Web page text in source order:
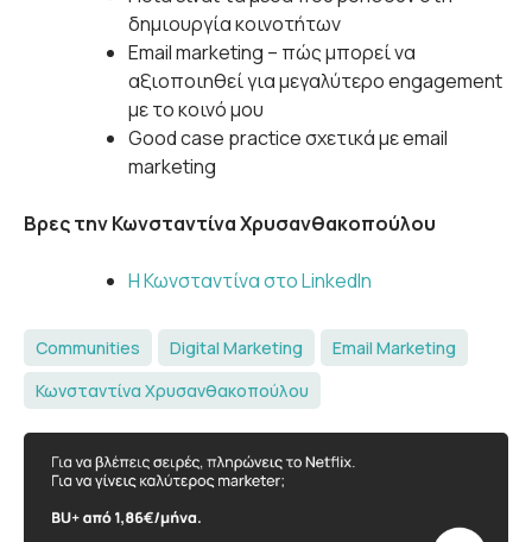
δημιουργία κοινοτήτων
Email marketing – πώς μπορεί να
αξιοποιηθεί για μεγαλύτερο engagement
με το κοινό μου
Good case practice σχετικά με email
marketing
Βρες την Κωνσταντίνα Χρυσανθακοπούλου
Η Κωνσταντίνα στο LinkedIn
Communities Digital Marketing
Email Marketing
Κωνσταντίνα Χρυσανθακοπούλου